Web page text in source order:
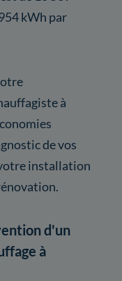
kWh par
à
de vos
installation
d'un
à